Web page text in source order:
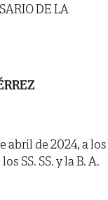
DE LA
abril de 2024, a los
SS. SS. y la B. A.